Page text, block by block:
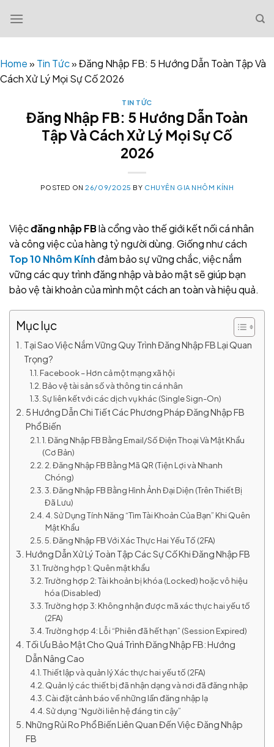
content
Home» Tin Tức»Đăng Nhập FB: 5 Hướng Dẫn Toàn Tập Và
Cách Xử Lý Mọi Sự Cố 2026
TIN TỨC
Đăng Nhập FB: 5 Hướng Dẫn Toàn
Tập Và Cách Xử Lý Mọi Sự Cố
2026
POSTED ON26/09/2025 BY CHUYÊN GIA NHÔM KÍNH
Việcđăng nhập FBlà cổng vào thế giới kết nối cá nhân
và công việc của hàng tỷ người dùng. Giống như cách
Top 10 Nhôm Kính đảm bảo sự vững chắc, việc nắm
vững các quy trình đăng nhập và bảo mật sẽ giúp bạn
bảo vệ tài khoản của mình một cách an toàn và hiệu quả.
Mục lục
Tại Sao Việc Nắm Vững Quy Trình Đăng Nhập FB Lại Quan
Trọng?
Facebook – Hơn cả một mạng xã hội
Bảo vệ tài sản số và thông tin cá nhân
Sự liên kết với các dịch vụ khác (Single Sign-On)
5 Hướng Dẫn Chi Tiết Các Phương Pháp Đăng Nhập FB
Phổ Biến
1. Đăng Nhập FB Bằng Email/Số Điện Thoại Và Mật Khẩu
(Cơ Bản)
2. Đăng Nhập FB Bằng Mã QR (Tiện Lợi và Nhanh
Chóng)
3. Đăng Nhập FB Bằng Hình Ảnh Đại Diện (Trên Thiết Bị
Đã Lưu)
4. Sử Dụng Tính Năng “Tìm Tài Khoản Của Bạn” Khi Quên
Mật Khẩu
5. Đăng Nhập FB Với Xác Thực Hai Yếu Tố (2FA)
Hướng Dẫn Xử Lý Toàn Tập Các Sự Cố Khi Đăng Nhập FB
Trường hợp 1: Quên mật khẩu
Trường hợp 2: Tài khoản bị khóa (Locked) hoặc vô hiệu
hóa (Disabled)
Trường hợp 3: Không nhận được mã xác thực hai yếu tố
(2FA)
Trường hợp 4: Lỗi “Phiên đã hết hạn” (Session Expired)
Tối Ưu Bảo Mật Cho Quá Trình Đăng Nhập FB: Hướng
Dẫn Nâng Cao
Thiết lập và quản lý Xác thực hai yếu tố (2FA)
Quản lý các thiết bị đã nhận dạng và nơi đã đăng nhập
Cài đặt cảnh báo về những lần đăng nhập lạ
Sử dụng “Người liên hệ đáng tin cậy”
Những Rủi Ro Phổ Biến Liên Quan Đến Việc Đăng Nhập
FB